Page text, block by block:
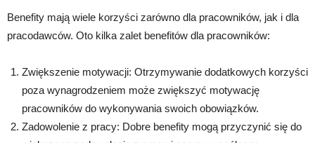
Benefity mają wiele korzyści zarówno dla pracowników, jak i dla
pracodawców. Oto kilka zalet benefitów dla pracowników:
Zwiększenie motywacji: Otrzymywanie dodatkowych korzyści
poza wynagrodzeniem może zwiększyć motywację
pracowników do wykonywania swoich obowiązków.
Zadowolenie z pracy: Dobre benefity mogą przyczynić się do